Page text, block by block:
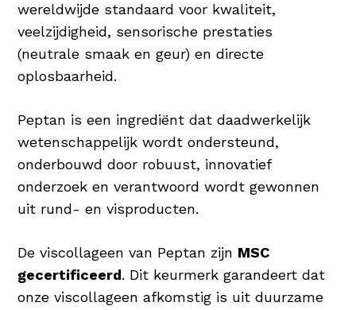
wereldwijde standaard voor kwaliteit,
veelzijdigheid, sensorische prestaties
(neutrale smaak en geur) en directe
oplosbaarheid.
Peptan is een ingrediënt dat daadwerkelijk
wetenschappelijk wordt ondersteund,
onderbouwd door robuust, innovatief
onderzoek en verantwoord wordt gewonnen
uit rund- en visproducten.
De viscollageen van Peptan zijn MSC
gecertificeerd. Dit keurmerk garandeert dat
onze viscollageen afkomstig is uit duurzame